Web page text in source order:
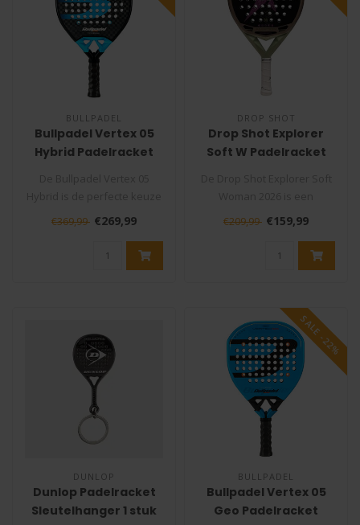
BULLPADEL
Bullpadel Vertex 05
Hybrid Padelracket
voor de allround
padelspeler ..
€369,99 €269,99
DROP SHOT
Drop Shot Explorer
Soft W Padelracket
veelzijdig padelracket voor
halfgev..
€209,99 €159,99
DUNLOP
Dunlop Padelracket
Sleutelhanger 1 stuk
SALE -22%
BULLPADEL
Bullpadel Vertex 05
Geo Padelracket